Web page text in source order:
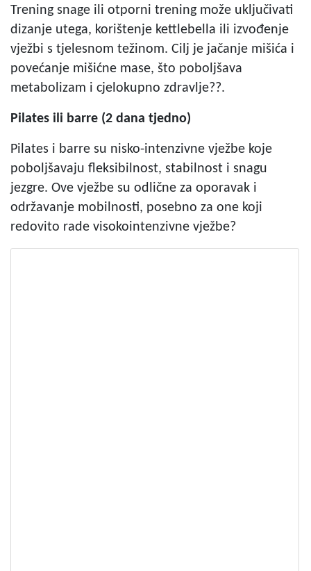
Trening snage ili otporni trening može uključivati
dizanje utega, korištenje kettlebella ili izvođenje
vježbi s tjelesnom težinom. Cilj je jačanje mišića i
povećanje mišićne mase, što poboljšava
metabolizam i cjelokupno zdravlje??.
Pilates ili barre (2 dana tjedno)
Pilates i barre su nisko-intenzivne vježbe koje
poboljšavaju fleksibilnost, stabilnost i snagu
jezgre. Ove vježbe su odlične za oporavak i
održavanje mobilnosti, posebno za one koji
redovito rade visokointenzivne vježbe?